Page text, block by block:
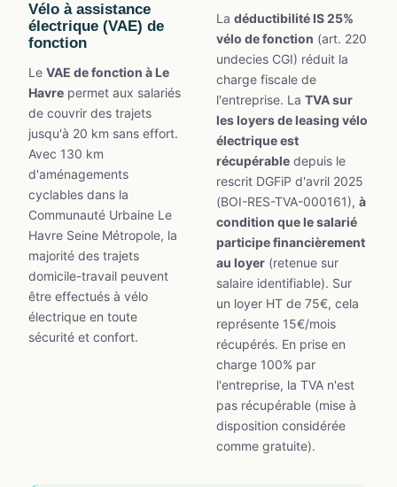
Vélo à assistance
électrique (VAE) de
fonction
Le VAE de fonction à Le
Havre permet aux salariés
de couvrir des trajets
jusqu'à 20 km sans effort.
Avec 130 km
d'aménagements
cyclables dans la
Communauté Urbaine Le
Havre Seine Métropole, la
majorité des trajets
domicile-travail peuvent
être effectués à vélo
électrique en toute
sécurité et confort.
La déductibilité IS 25%
vélo de fonction (art. 220
undecies CGI) réduit la
charge fiscale de
l'entreprise. La TVA sur
les loyers de leasing vélo
électrique est
récupérable depuis le
rescrit DGFiP d'avril 2025
(BOI-RES-TVA-000161), à
condition que le salarié
participe financièrement
au loyer (retenue sur
salaire identifiable). Sur
un loyer HT de 75€, cela
représente 15€/mois
récupérés. En prise en
charge 100% par
l'entreprise, la TVA n'est
pas récupérable (mise à
disposition considérée
comme gratuite).